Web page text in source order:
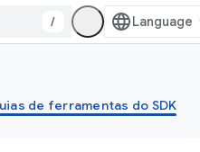
/
de ferramentas do SDK